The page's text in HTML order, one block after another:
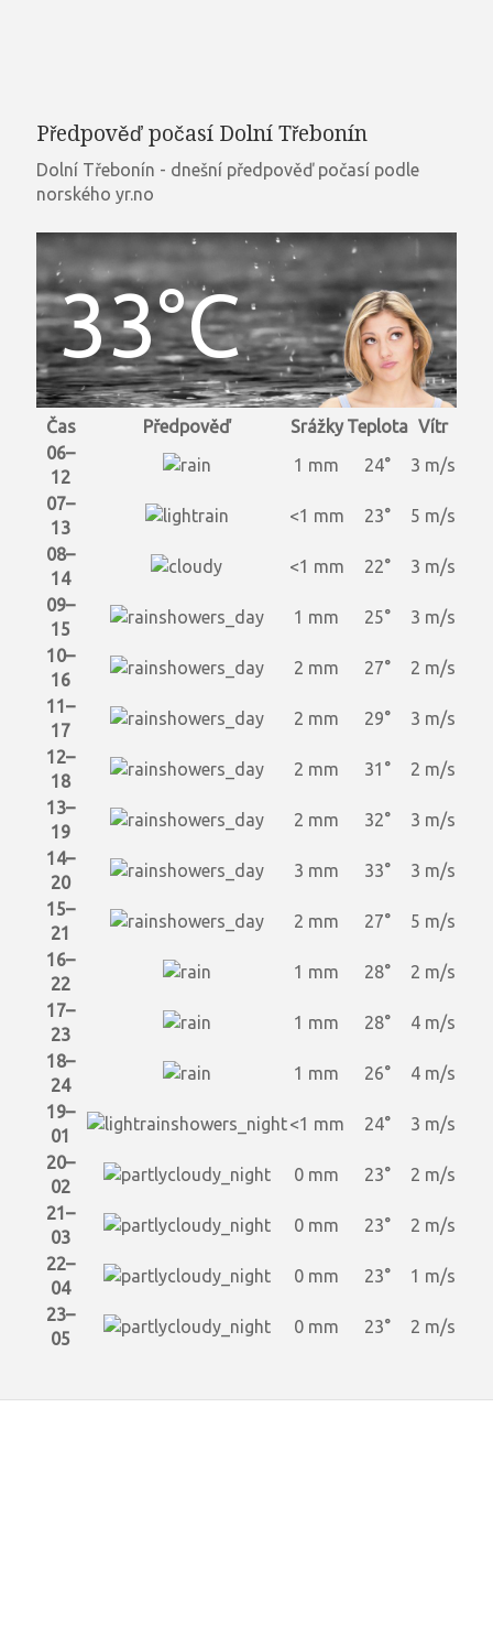
Předpověď počasí Dolní Třebonín
Dolní Třebonín - dnešní předpověď počasí podle
norského yr.no
33°C
Čas Předpověď Srážky Teplota Vítr
06–
12
1 mm 24°
3 m/s
07–
13
<1 mm 23°
5 m/s
08–
14
<1 mm 22°
3 m/s
09–
15
1 mm 25°
3 m/s
10–
16
2 mm 27°
2 m/s
11–
17
2 mm 29°
3 m/s
12–
18
2 mm 31°
2 m/s
13–
19
2 mm 32°
3 m/s
14–
20
3 mm 33°
3 m/s
15–
21
2 mm 27°
5 m/s
16–
22
1 mm 28°
2 m/s
17–
23
1 mm 28°
4 m/s
18–
24
1 mm 26°
4 m/s
19–
01
<1 mm 24°
3 m/s
20–
02
0 mm 23°
2 m/s
21–
03
0 mm 23°
2 m/s
22–
04
0 mm 23°
1 m/s
23–
05
0 mm 23° 2 m/s